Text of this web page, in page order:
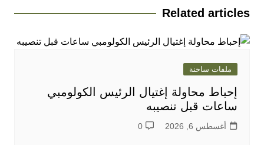
Related articles
ملفات ساخنة
إحباط محاولة إغتيال الرئيس الكولومبي
ساعات قبل تنصيبه
أغسطس 6, 2026 0